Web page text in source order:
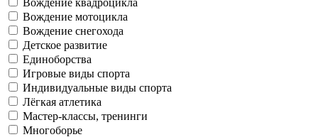
Вождение мотоцикла
Вождение снегохода
Детское развитие
Единоборства
Игровые виды спорта
Индивидуальные виды спорта
Лёгкая атлетика
Мастер-классы, тренинги
Многоборье